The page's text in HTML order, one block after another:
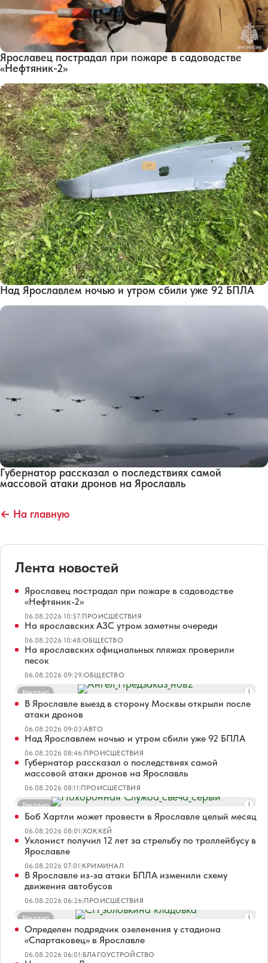
Ярославец пострадал при пожаре в садоводстве
«Нефтяник-2»
Над Ярославлем ночью и утром сбили уже 92 БПЛА
Губернатор рассказал о последствиях самой
массовой атаки дронов на Ярославль
← На главную
Лента новостей
Ярославец пострадал при пожаре в садоводстве
«Нефтяник-2»
06.08.2026 10:57|ПРОИСШЕСТВИЯ
На ярославских АЗС утром заметны очереди
06.08.2026 10:48|ОБЩЕСТВО
На ярославских официальных пляжах проверили
песок
06.08.2026 09:29|ОБЩЕСТВО
Реклама
В Ярославле выезд в сторону Москвы открыли после
атаки дронов
06.08.2026 09:03|АВТО
Над Ярославлем ночью и утром сбили уже 92 БПЛА
06.08.2026 08:46|ПРОИСШЕСТВИЯ
Губернатор рассказал о последствиях самой
массовой атаки дронов на Ярославль
06.08.2026 08:11|ПРОИСШЕСТВИЯ
Реклама
Боб Хартли может провести в Ярославле целый месяц
06.08.2026 08:01|ХОККЕЙ
Уклонист получил 12 лет за стрельбу по троллейбусу в
Ярославле
06.08.2026 07:01|КРИМИНАЛ
В Ярославле из-за атаки БПЛА изменили схему
движения автобусов
06.08.2026 06:26|ПРОИСШЕСТВИЯ
Реклама
Определен подрядчик озеленения у стадиона
«Спартаковец» в Ярославле
06.08.2026 06:01|БЛАГОУСТРОЙСТВО